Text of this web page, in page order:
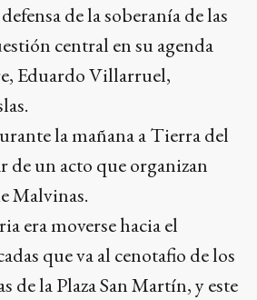
de la soberanía de las
central en su agenda
Eduardo Villarruel,
la mañana a Tierra del
de un acto que organizan
Malvinas.
era moverse hacia el
que va al cenotafio de los
de la Plaza San Martín, y este